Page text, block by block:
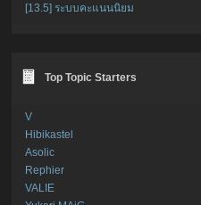
[13.5] ระบบคะแนนนิยม
Top Topic Starters
V
Hibikastel
Asolic
Rephier
VALIE